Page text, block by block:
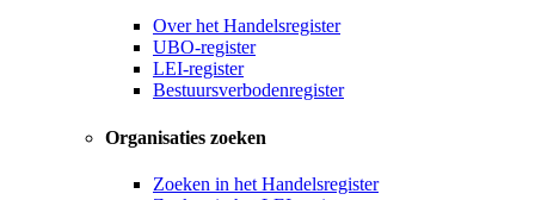
Over het Handelsregister
UBO-register
LEI-register
Bestuursverbodenregister
Organisaties zoeken
Zoeken in het Handelsregister